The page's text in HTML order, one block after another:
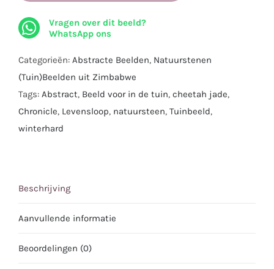
Vragen over dit beeld?
WhatsApp ons
Categorieën: Abstracte Beelden, Natuurstenen
(Tuin)Beelden uit Zimbabwe
Tags: Abstract, Beeld voor in de tuin, cheetah jade,
Chronicle, Levensloop, natuursteen, Tuinbeeld,
winterhard
Beschrijving
Aanvullende informatie
Beoordelingen (0)